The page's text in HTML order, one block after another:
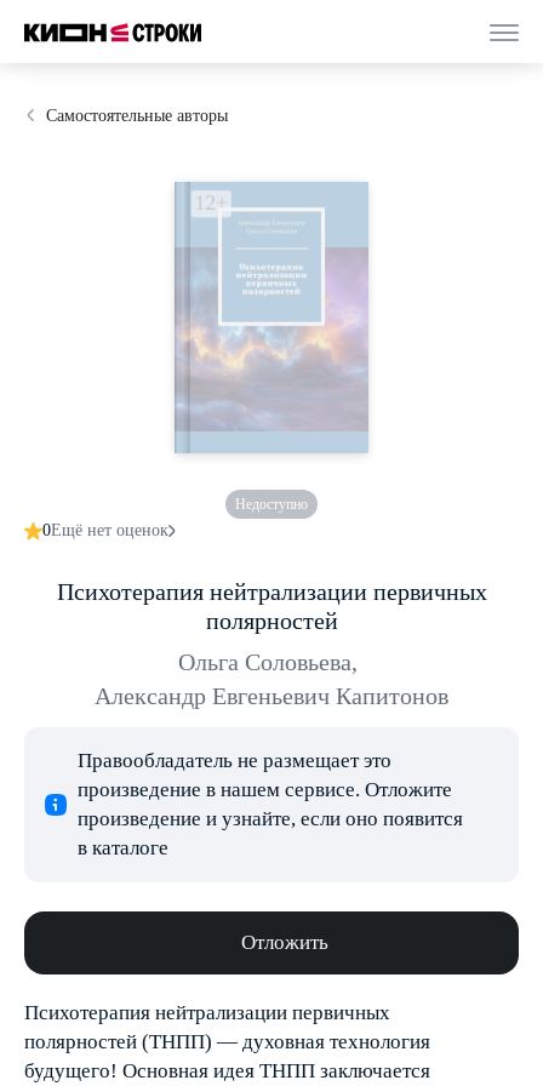
Самостоятельные авторы
Недоступно
0Ещё нет оценок
Психотерапия нейтрализации первичных
полярностей
Ольга Соловьева,
Александр Евгеньевич Капитонов
Правообладатель не размещает это
произведение в нашем сервисе. Отложите
произведение и узнайте, если оно появится
в каталоге
Отложить
Психотерапия нейтрализации первичных
полярностей (ТНПП) — духовная технология
будущего! Основная идея ТНПП заключается